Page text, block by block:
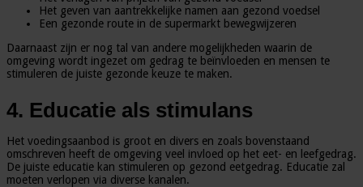
Het geven van aantrekkelijke namen aan gezond voedsel
Een gezonde route in de supermarkt bewegwijzeren
Daarnaast zijn er nog tal van andere mogelijkheden waarin de
omgeving wordt ingezet om gedrag te beïnvloeden en mensen te
stimuleren de juiste gezonde keuze te maken.
4. Educatie als stimulans
Het voedingsaanbod is groot en divers en zoals bovenstaand
omschreven heeft de omgeving veel invloed op het eet- en leefgedrag.
De juiste educatie kan stimuleren op gezond eetgedrag. Educatie zal
moeten verlopen via diverse kanalen.